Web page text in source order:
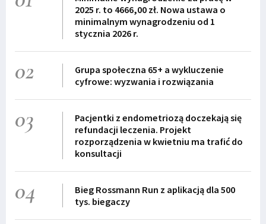
2025 r. to 4666,00 zł. Nowa ustawa o
minimalnym wynagrodzeniu od 1
stycznia 2026 r.
02
Grupa społeczna 65+ a wykluczenie
cyfrowe: wyzwania i rozwiązania
03
Pacjentki z endometriozą doczekają się
refundacji leczenia. Projekt
rozporządzenia w kwietniu ma trafić do
konsultacji
04
Bieg Rossmann Run z aplikacją dla 500
tys. biegaczy